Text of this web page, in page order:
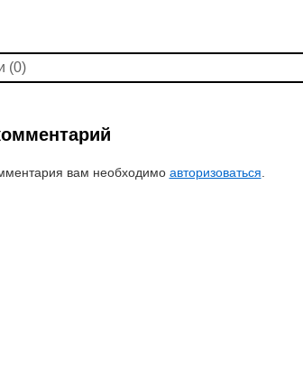
(0)
вам необходимо авторизоваться.